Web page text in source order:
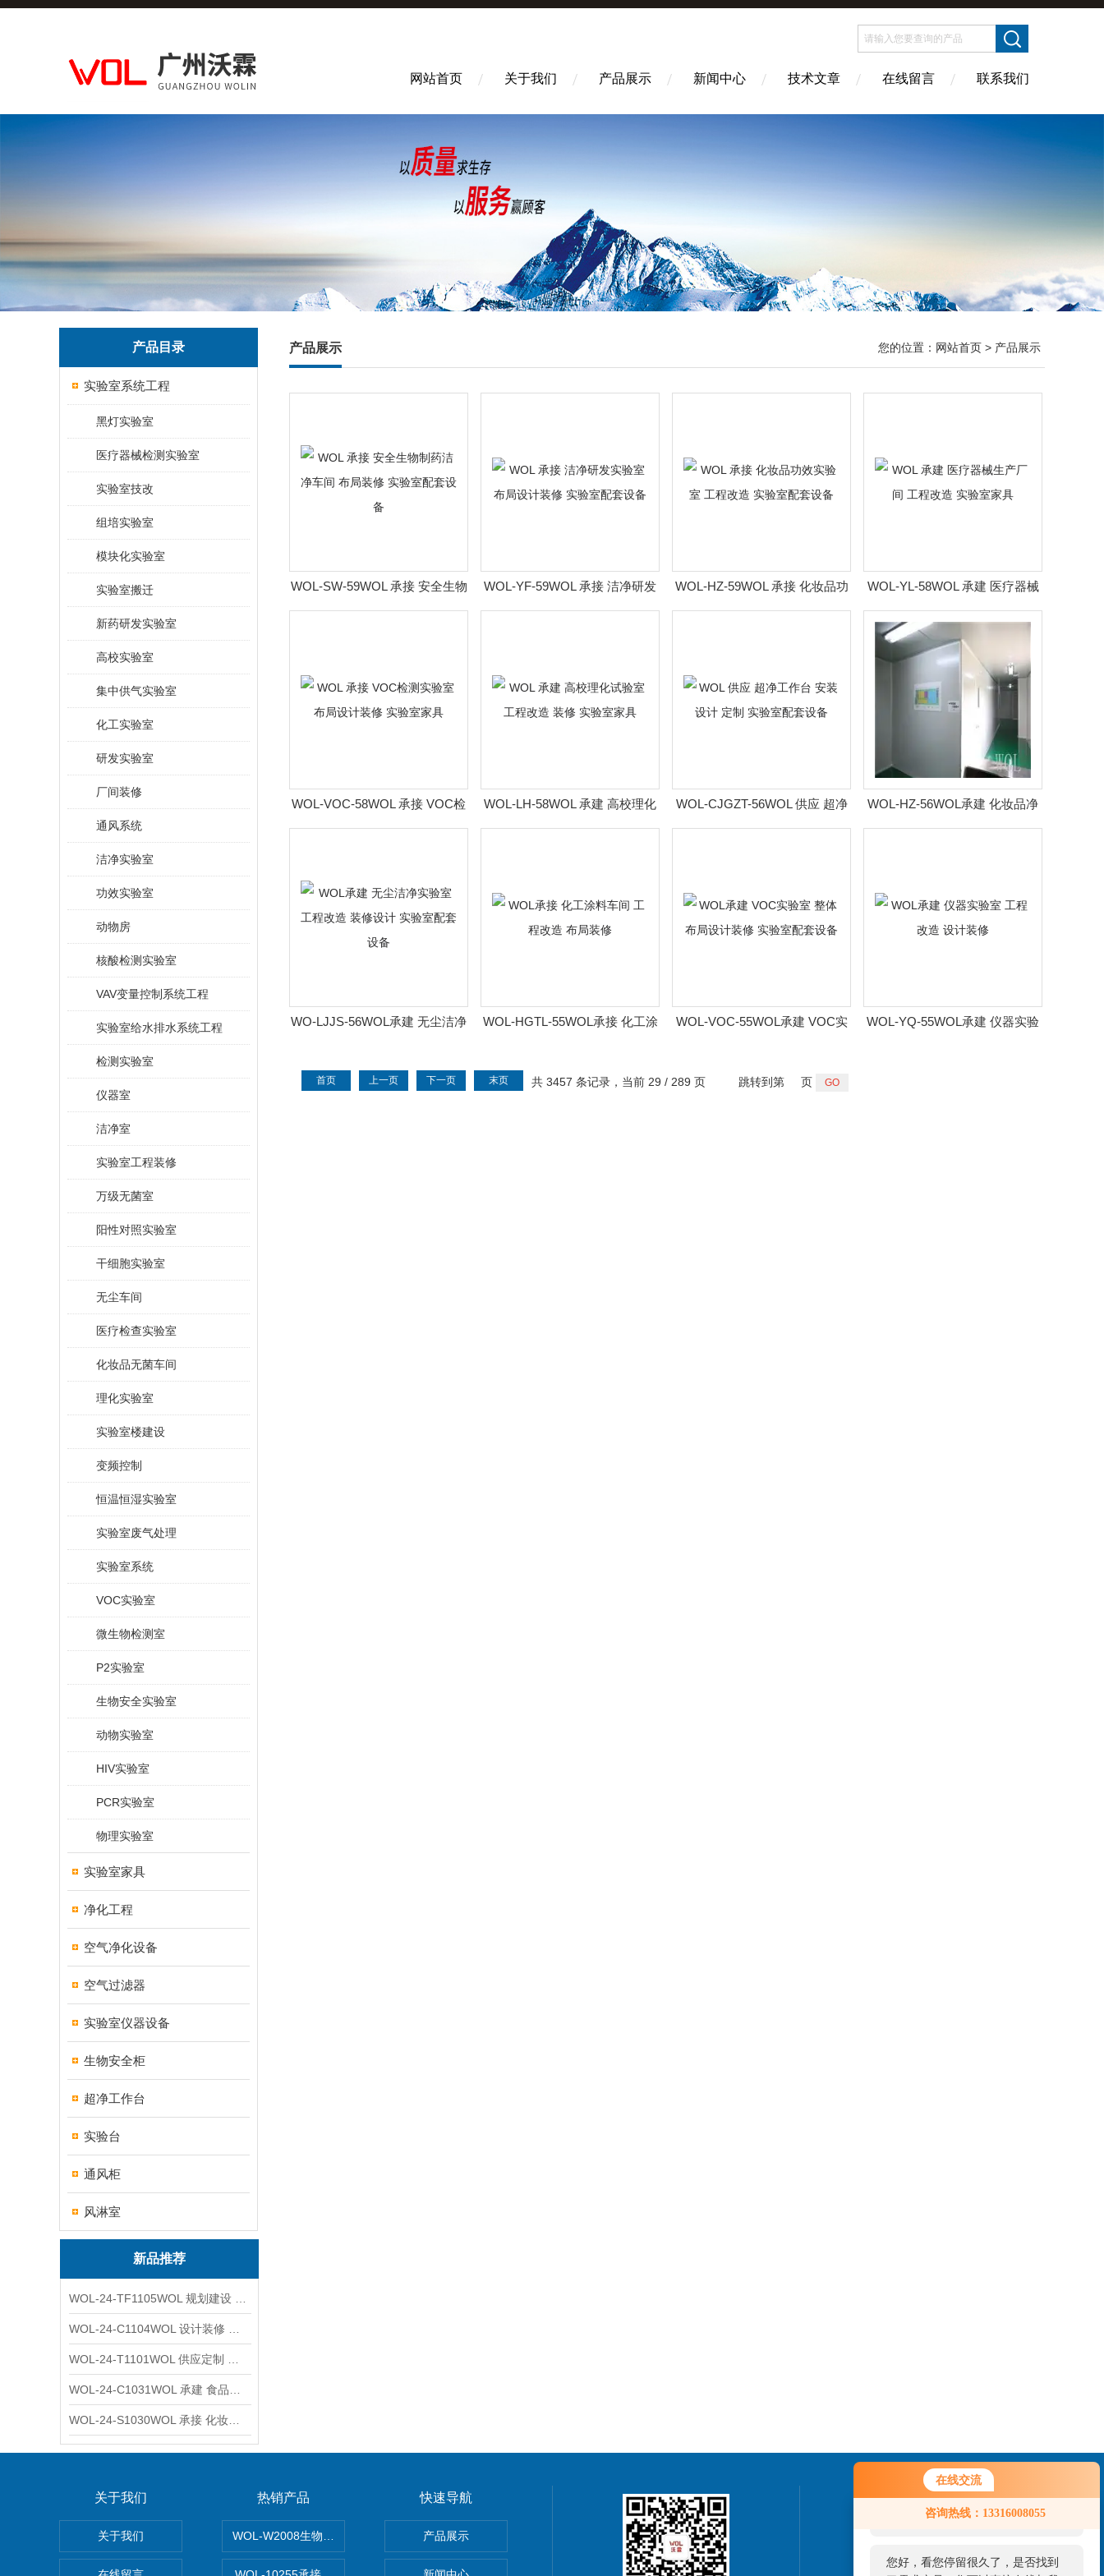
在线交流
咨询热线：13316008055
您好！欢迎前来咨询，很高兴为您
服务，请问您要咨询什么问题呢？
您好，看您停留很久了，是否找到
网站首页 关于我们 产品展示 新闻中心 技术文章 在线留言 联系我们
产品目录
实验室系统工程
黑灯实验室
医疗器械检测实验室
实验室技改
组培实验室
模块化实验室
实验室搬迁
新药研发实验室
高校实验室
集中供气实验室
化工实验室
研发实验室
厂间装修
通风系统
洁净实验室
功效实验室
动物房
核酸检测实验室
VAV变量控制系统工程
实验室给水排水系统工程
检测实验室
仪器室
洁净室
实验室工程装修
万级无菌室
阳性对照实验室
干细胞实验室
无尘车间
医疗检查实验室
化妆品无菌车间
理化实验室
实验室楼建设
变频控制
恒温恒湿实验室
实验室废气处理
实验室系统
VOC实验室
微生物检测室
P2实验室
生物安全实验室
动物实验室
HIV实验室
PCR实验室
物理实验室
实验室家具
净化工程
空气净化设备
空气过滤器
实验室仪器设备
生物安全柜
超净工作台
实验台
通风柜
风淋室
新品推荐
产品展示 您的位置： 网站首页 > 产品展示
WOL-SW-59WOL 承接 安全生物
制药洁净车间 布局装修 实验室
WOL-YF-59WOL 承接 洁净研发
实验室 布局设计装修 实验室配
WOL-HZ-59WOL 承接 化妆品功
效实验室 工程改造 实验室配套
WOL-YL-58WOL 承建 医疗器械
生产厂间 工程改造 实验室家具
WOL-VOC-58WOL 承接 VOC检
测实验室 布局设计装修 实验室
WOL-LH-58WOL 承建 高校理化
试验室 工程改造 装修 实验室家
WOL-CJGZT-56WOL 供应 超净
工作台 安装 设计 定制 实验室配
WOL-HZ-56WOL承建 化妆品净
化车间工程 布局装修
WO-LJJS-56WOL承建 无尘洁净
室配套设备
WOL-HGTL-55WOL承接 化工涂
WOL-VOC-55WOL承建 VOC实
WOL-YQ-55WOL承建 仪器实验
共 3457 条记录，当前 29 / 289 页
首页 上一页 下一页 末页 跳转到第 页
关于我们
关于我们
热销产品
WOL-W2008生物制药GMP车间净化工程装修标准有哪些 无菌室|净化工程
快速导航
产品展示
联系我们